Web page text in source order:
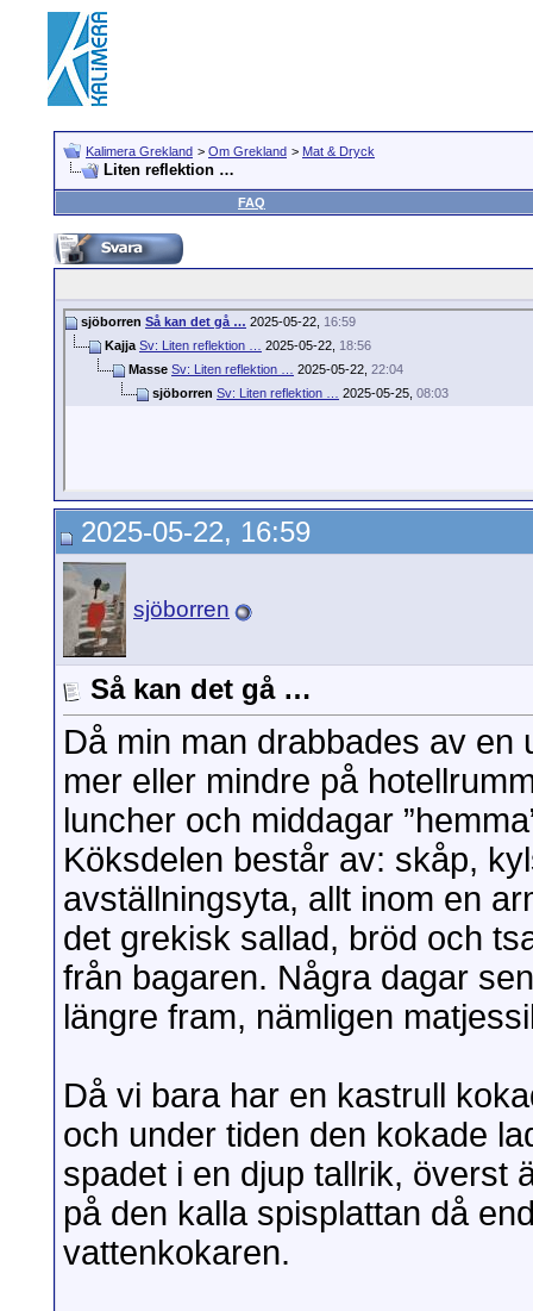
Kalimera Grekland > Om Grekland > Mat & Dryck
Liten reflektion …
FAQ
sjöborren Så kan det gå … 2025-05-22, 16:59
Kajja Sv: Liten reflektion … 2025-05-22, 18:56
Masse Sv: Liten reflektion … 2025-05-22, 22:04
sjöborren Sv: Liten reflektion … 2025-05-25, 08:03
2025-05-22, 16:59
sjöborren
Så kan det gå …
Då min man drabbades av en
mer eller mindre på
luncher och middagar
Köksdelen består av: skåp,
avställningsyta, allt inom en
det grekisk sallad, bröd och
från bagaren. Några dagar
längre fram, nämligen
Då vi bara har en kastrull
och under tiden den kokade
spadet i en djup tallrik, överst
på den kalla spisplattan då
vattenkokaren.